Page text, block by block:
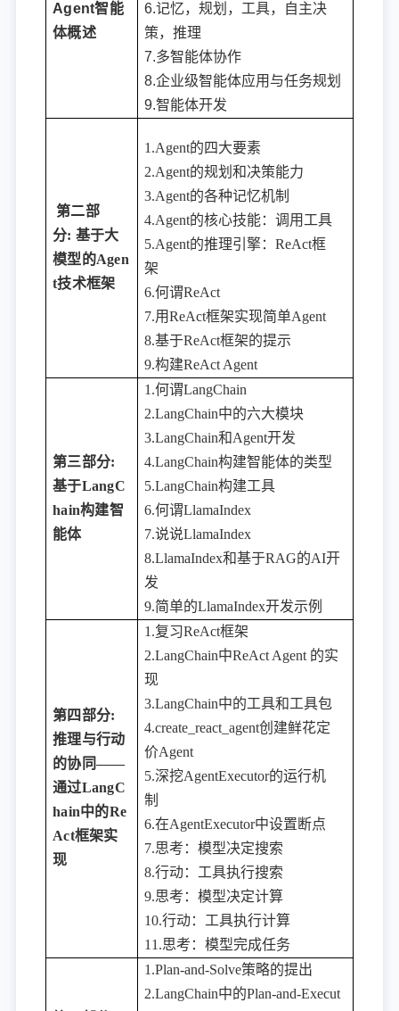
Agent智能
体概述
6.记忆，规划，工具，自主决
策，推理
7.多智能体协作
8.企业级智能体应用与任务规划
9.智能体开发
第二部
分: 基于大
模型的Agen
t技术框架
1.Agent的四大要素
2.Agent的规划和决策能力
3.Agent的各种记忆机制
4.Agent的核心技能：调用工具
5.Agent的推理引擎：ReAct框
架
6.何谓ReAct
7.用ReAct框架实现简单Agent
8.基于ReAct框架的提示
9.构建ReAct Agent
第三部分:
基于LangC
hain构建智
能体
1.何谓LangChain
2.LangChain中的六大模块
3.LangChain和Agent开发
4.LangChain构建智能体的类型
5.LangChain构建工具
6.何谓LlamaIndex
7.说说LlamaIndex
8.LlamaIndex和基于RAG的AI开
发
9.简单的LlamaIndex开发示例
第四部分:
推理与行动
的协同——
通过LangC
hain中的Re
Act框架实
现
1.复习ReAct框架
2.LangChain中ReAct Agent 的实
现
3.LangChain中的工具和工具包
4.create_react_agent创建鲜花定
价Agent
5.深挖AgentExecutor的运行机
制
6.在AgentExecutor中设置断点
7.思考：模型决定搜索
8.行动：工具执行搜索
9.思考：模型决定计算
10.行动：工具执行计算
11.思考：模型完成任务
1.Plan-and-Solve策略的提出
2.LangChain中的Plan-and-Execut